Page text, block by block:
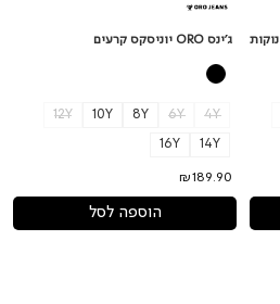
ג'ינס ORO יוניסקס קרעים
4Y
6Y
8Y
10Y
12Y
14Y
16Y
₪189.90
הוספה לסל